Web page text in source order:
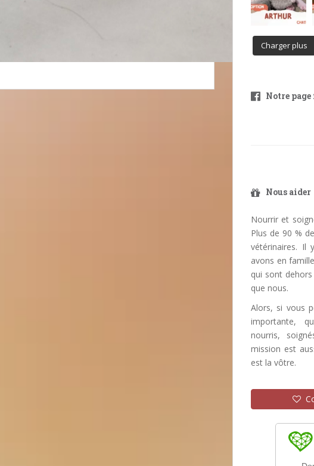
Charger plus
Notre page
Nous aider
Nourrir et
Plus de 90 %
vétérinaires. Il
avons en
qui sont
que nous.
Alors, si vous
importante,
nourris,
mission est
est la vôtre.